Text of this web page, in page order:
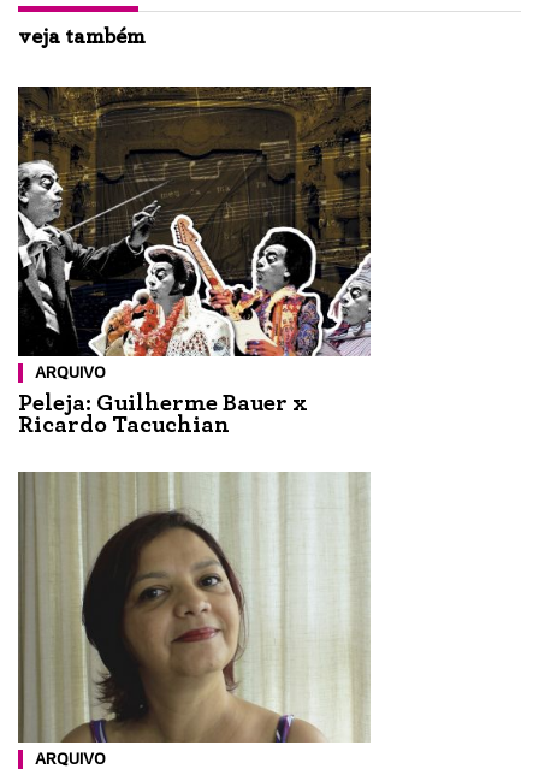
veja também
ARQUIVO
Peleja: Guilherme Bauer x
Ricardo Tacuchian
ARQUIVO